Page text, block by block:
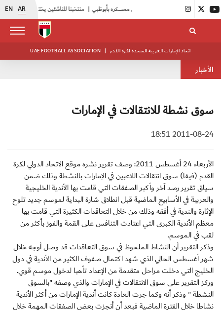
EN AR منتخبنا للناشئين يختتم معسكره الخارجي في صربيا | أبيض الشباب يواصل تدريباته في معسكره بأبوظبي |
UAE FOOTBALL ASSOCIATION | اتحاد الإمارات العربية المتحدة لكرة القدم
الأخبار
سوق نشطة للانتقالات في الإمارات
2011-08-24 18:51
الأربعاء 24 أغسطس 2011: وصف تقرير نشره موقع الاتحاد الدولي لكرة
القدم (فيفا) سوق انتقالات اللاعبين في الإمارات بالنشطة وذلك ضمن
سياق تقرير رصد آخر وأكبر الصفقات التي قامت بها الأندية الخليجية
والعربية في الأسابيع الماضية قبل انطلاق شارة البداية لموسم جديد تلوح
الإثارة والندية في أفقه وذلك من خلال التعاقدات الكثيرة التي قامت بها
معظم الأندية الكبرى التي اعتادت التنافس على القمة والفوز بأكثر من
لقب في الموسم.
وذكر التقرير أن النشاط الملحوظ في سوق التعاقدات قد وصل أوجه خلال
شهر أغسطس الحالي الذي شهد اكتمال صفوف الكثير من الأندية في دول
الخليج التي دخلت مراحل متقدمة من الإعداد تأهبا لدخول موسم قوي.
وركز التقرير على سوق الانتقالات في الإمارات والذي وصفه "بالسوق
النشطة " وذكر أنه وكما جرت العادة كانت أندية الإمارات من أكثر الأندية
نشاطا خلال الفترة الماضية فبعد أن أنجزت بعض الصفقات المهمة خلال